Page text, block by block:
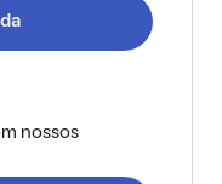
nossos